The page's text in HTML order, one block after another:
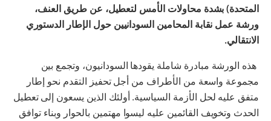
المتحدة) بشدة محاولات الأمس لتعطيل، عن طريق العنف،
ورشة عمل نقابة المحامين السودانيين حول الإطار الدستوري
الانتقالي.
هذه الورشة مبادرة شاملة يقودها السودانيون، وتجمع بين
مجموعة واسعة من الأطراف من أجل تحفيز التقدم نحو إطار
متفق عليه لحل الأزمة السياسية. أولئك الذين يسعون إلى تعطيل
الحدث وتخويف القائمين عليه ليسوا مهتمين بالحوار وبناء توافق